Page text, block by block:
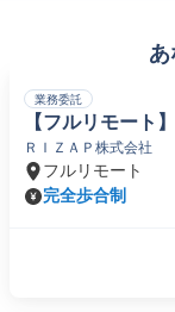
業務委託
【フルリモート
ＲＩＺＡＰ株式会社
フルリモート
完全歩合制